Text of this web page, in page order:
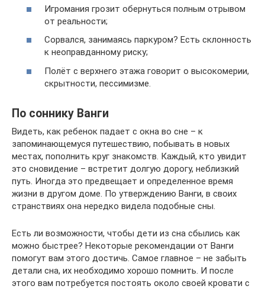
Игромания грозит обернуться полным отрывом
от реальности;
Сорвался, занимаясь паркуром? Есть склонность
к неоправданному риску;
Полёт с верхнего этажа говорит о высокомерии,
скрытности, пессимизме.
По соннику Ванги
Видеть, как ребенок падает с окна во сне – к
запоминающемуся путешествию, побывать в новых
местах, пополнить круг знакомств. Каждый, кто увидит
это сновидение – встретит долгую дорогу, неблизкий
путь. Иногда это предвещает и определенное время
жизни в другом доме. По утверждению Ванги, в своих
странствиях она нередко видела подобные сны.
Есть ли возможности, чтобы дети из сна сбылись как
можно быстрее? Некоторые рекомендации от Ванги
помогут вам этого достичь. Самое главное – не забыть
детали сна, их необходимо хорошо помнить. И после
этого вам потребуется постоять около своей кровати с